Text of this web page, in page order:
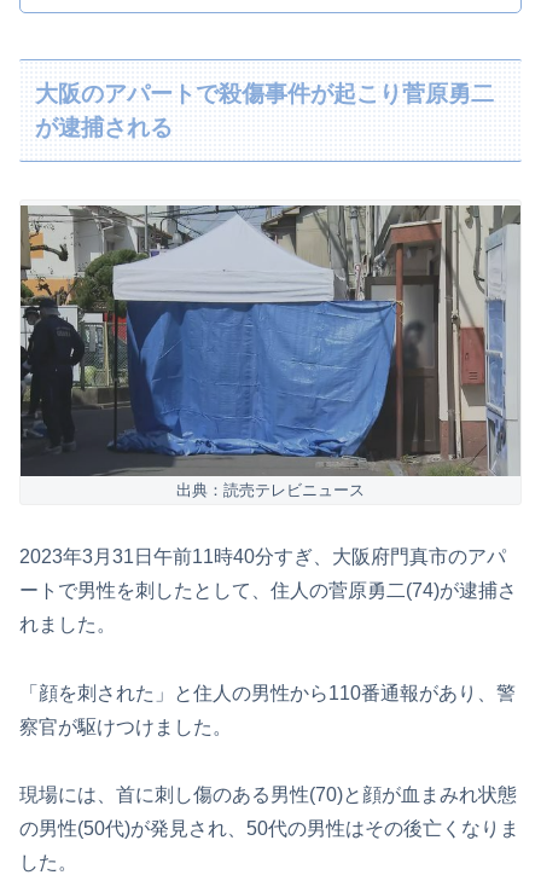
大阪のアパートで殺傷事件が起こり菅原勇二
が逮捕される
出典：読売テレビニュース
2023年3月31日午前11時40分すぎ、大阪府門真市のアパ
ートで男性を刺したとして、住人の菅原勇二(74)が逮捕さ
れました。
「顔を刺された」と住人の男性から110番通報があり、警
察官が駆けつけました。
現場には、首に刺し傷のある男性(70)と顔が血まみれ状態
の男性(50代)が発見され、50代の男性はその後亡くなりま
した。